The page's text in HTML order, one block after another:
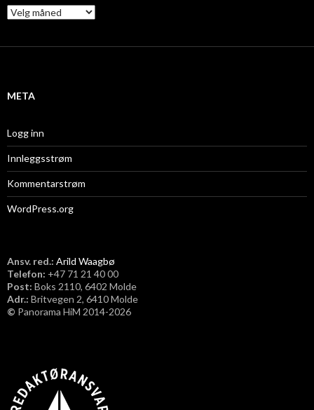
A
r
i
META
Logg inn
Innleggsstrøm
Kommentarstrøm
WordPress.org
Ansv. red.: Arild Waagbø
Telefon: ​+47 71 21 40 00
Post: Boks 2110, 6402 Molde
Adr.: Britvegen 2, 6410 Molde
© Panorama HiM 2014-2026